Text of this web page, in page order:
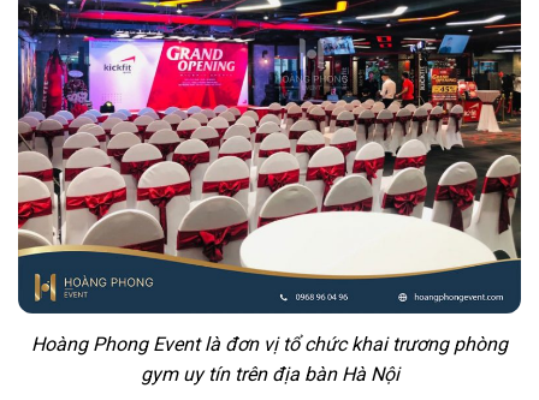
Hoàng Phong Event là đơn vị tổ chức khai trương phòng
gym uy tín trên địa bàn Hà Nội